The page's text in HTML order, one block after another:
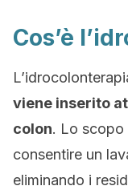
Cos’è
viene inserito
colon. Lo scopo
consentire un
eliminando i